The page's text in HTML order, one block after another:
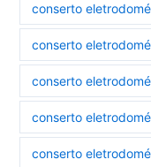
conserto
conserto
conserto
conserto
conserto